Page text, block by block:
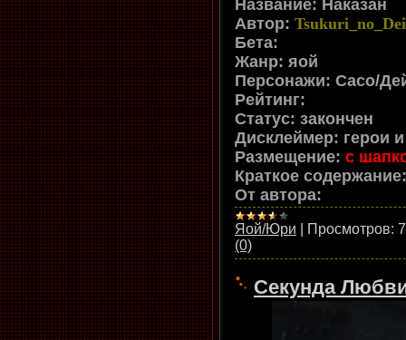
Название: Наказан
Автор:
Бета:
Жанр: яой
Персонажи: Сасо/
Рейтинг:
Статус: закончен
Дисклеймер: герои
Размещение: с
Краткое
От автора:
Яой/Юри Просмотров:
(0)
Секунда